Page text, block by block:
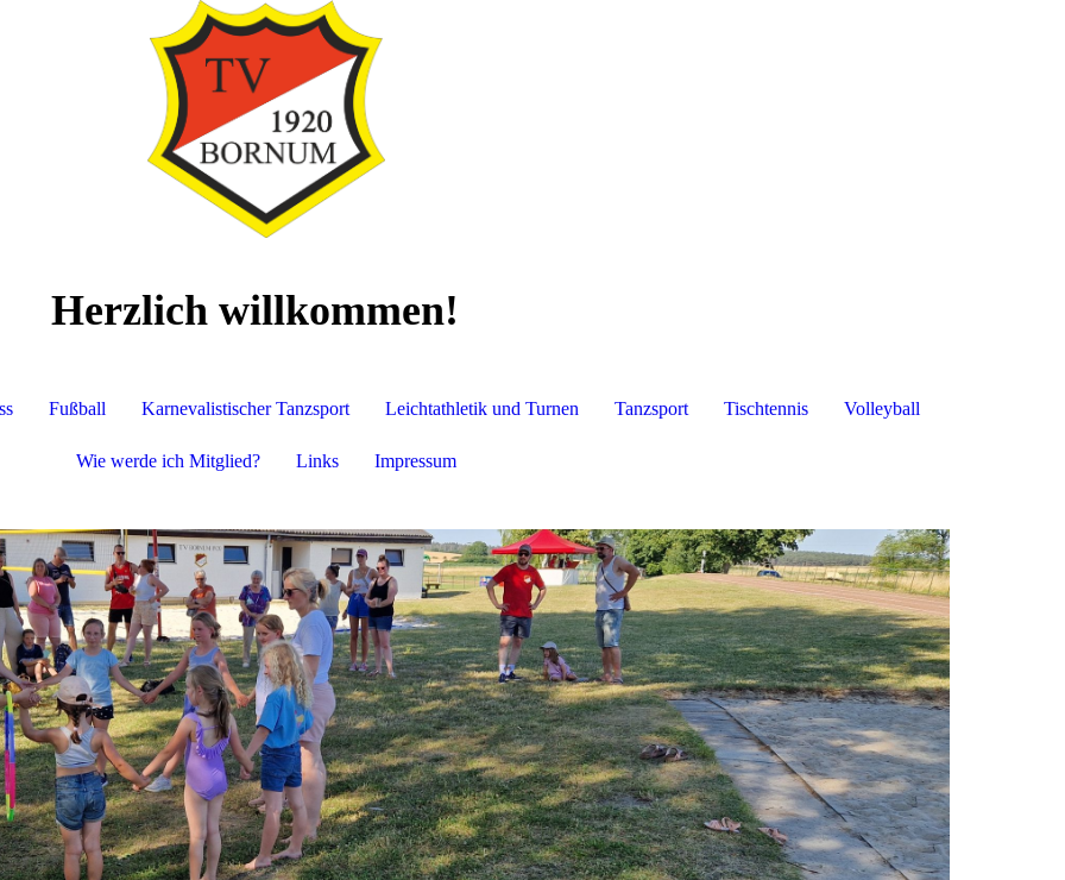
Herzlich willkommen!
Fußball Karnevalistischer Tanzsport Leichtathletik und Turnen Tanzsport Tischtennis Volleyball
Wie werde ich Mitglied? Links Impressum